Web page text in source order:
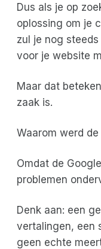
Dus als je op
oplossing om je
zul je nog
voor je website
Maar dat
zaak is.
Waarom werd
Omdat de
problemen
Denk aan: een
vertalingen, een
geen echte